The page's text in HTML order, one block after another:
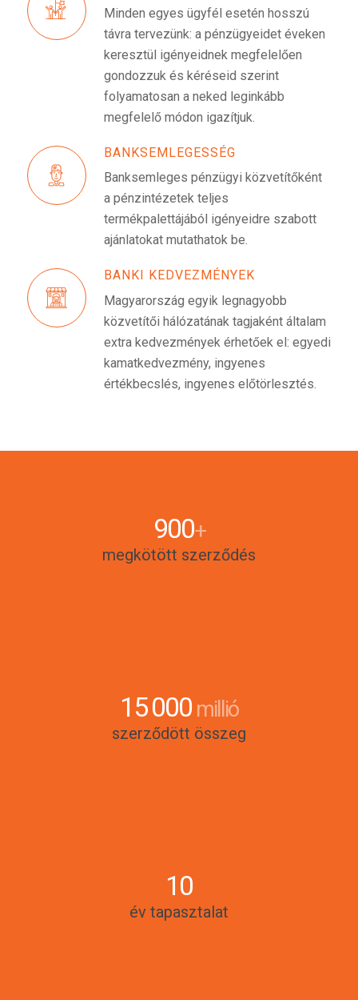
Minden egyes ügyfél esetén hosszú
távra tervezünk: a pénzügyeidet éveken
keresztül igényeidnek megfelelően
gondozzuk és kéréseid szerint
folyamatosan a neked leginkább
megfelelő módon igazítjuk.
BANKSEMLEGESSÉG
Banksemleges pénzügyi közvetítőként
a pénzintézetek teljes
termékpalettájából igényeidre szabott
ajánlatokat mutathatok be.
BANKI KEDVEZMÉNYEK
Magyarország egyik legnagyobb
közvetítői hálózatának tagjaként általam
extra kedvezmények érhetőek el: egyedi
kamatkedvezmény, ingyenes
értékbecslés, ingyenes előtörlesztés.
900+
megkötött szerződés
15000 millió
szerződött összeg
10
év tapasztalat